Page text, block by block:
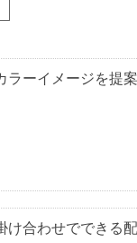
ラーイメージを提案
け合わせでできる